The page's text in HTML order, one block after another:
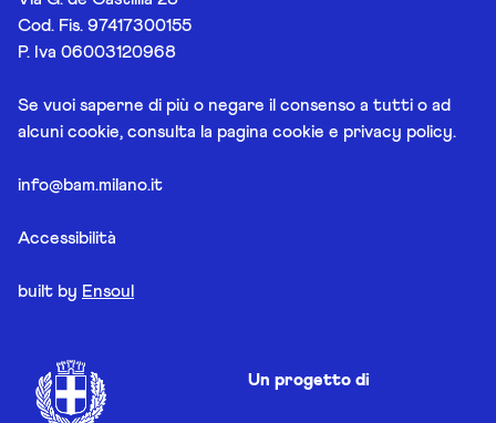
Cod. Fis. 97417300155
P. Iva 06003120968
Se vuoi saperne di più o negare il consenso a tutti o ad
alcuni cookie, consulta la pagina cookie e privacy policy.
info@bam.milano.it
Accessibilità
built by Ensoul
Un progetto di